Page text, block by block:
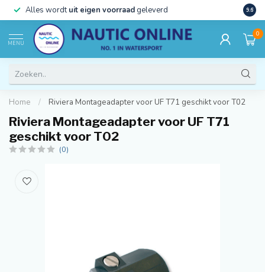
Alles wordtuit eigen voorraad geleverd 9.6
MENU
0
Home / Riviera Montageadapter voor UF T71 geschikt voor T02
Riviera Montageadapter voor UF T71
geschikt voor T02
(0)